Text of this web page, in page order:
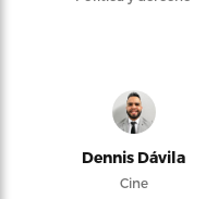
Dennis Dávila
Cine